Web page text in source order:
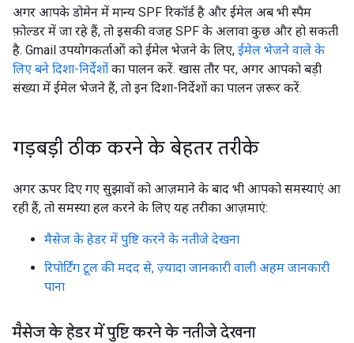
अगर आपके डोमेन में मान्य SPF रिकॉर्ड है और ईमेल अब भी स्पैम
फ़ोल्डर में जा रहे हैं, तो इसकी वजह SPF के अलावा कुछ और हो सकती
है. Gmail उपयोगकर्ताओं को ईमेल भेजने के लिए, ईमेल भेजने वाले के
लिए बने दिशा-निर्देशों का पालन करें. खास तौर पर, अगर आपको बड़ी
संख्या में ईमेल भेजने हैं, तो इन दिशा-निर्देशों का पालन ज़रूर करें.
गड़बड़ी ठीक करने के बेहतर तरीके
अगर ऊपर दिए गए सुझावों को आज़माने के बाद भी आपको समस्याएं आ
रही हैं, तो समस्या हल करने के लिए यह तरीका आज़माएं:
मैसेज के हेडर में पुष्टि करने के नतीजे देखना
रिपोर्टिंग टूल की मदद से, ज़्यादा जानकारी वाली अहम जानकारी
पाना
मैसेज के हेडर में पुष्टि करने के नतीजे देखना